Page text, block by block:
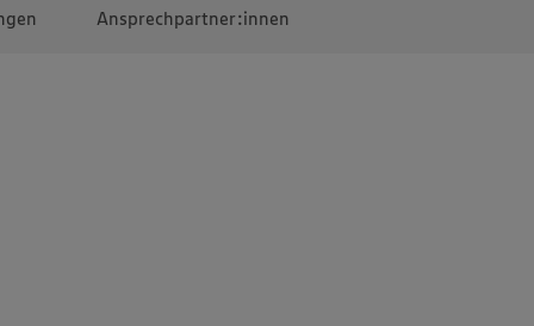
Ansprechpartner:innen